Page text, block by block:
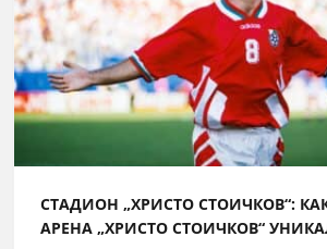
СТАДИОН „ХРИСТО СТОИЧКОВ“:
АРЕНА „ХРИСТО СТОИЧКОВ“